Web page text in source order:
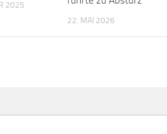
2025
22. MAI 2026